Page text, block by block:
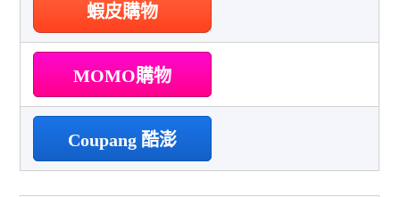
蝦皮購物
MOMO購物
Coupang 酷澎